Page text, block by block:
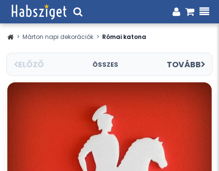
> Márton napi dekorációk > Római katona
ELŐZŐ ÖSSZES TOVÁBB